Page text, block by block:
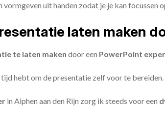
uit handen zodat je je kan focussen
laten maken
te laten maken door een PowerPoint
hebt om de presentatie zelf voor te bereiden.
in Alphen aan den Rijn zorg ik steeds voor een